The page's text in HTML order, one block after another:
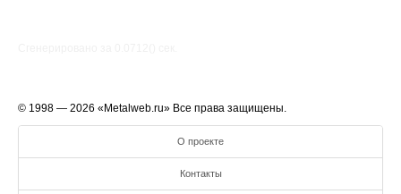
© 1998 — 2026 «Metalweb.ru» Все права защищены.
О проекте
Контакты